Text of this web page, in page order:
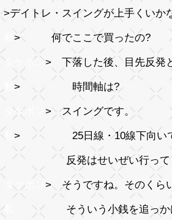
>デイトレ・スイングが上手くいか
私> 何でここで買ったの?
タケポン> 下落した後、目先反発
私 > 時間軸は?
タケポン > スイングです。
私 > 25日線・10線下向いて
反発はせいぜい行っても
タケポン > そうですね。そのくら
私 そういう小銭を追っかけ